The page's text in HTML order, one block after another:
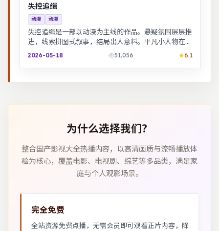
失控追缉
动漫 动漫
失控追缉是一部以动漫为主线的作品。悬疑氛围层层推
进，线索拼图式叙事，结局出人意料。平凡小人物在时
代浪潮里做出艰难抉择，最终与自我和解。
2026-05-18 51,056 6.1
为什么选择我们？
整合国产影视大全热播内容，以高清画质与流畅播放体
验为核心，覆盖电影、电视剧、综艺等多品类，满足家
庭与个人观影场景。
完全免费
全站资源免费点播，无需会员即可观看正片内容，降